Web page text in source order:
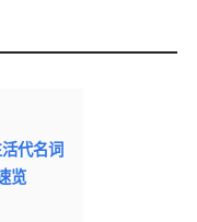
代名词
览